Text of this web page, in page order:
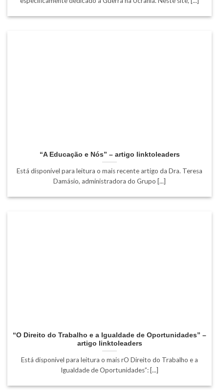
“A Educação e Nós” – artigo linktoleaders
Está disponível para leitura o mais recente artigo da Dra. Teresa
Damásio, administradora do Grupo [...]
“O Direito do Trabalho e a Igualdade de Oportunidades” –
artigo linktoleaders
Está disponível para leitura o mais rO Direito do Trabalho e a
Igualdade de Oportunidades”: [...]